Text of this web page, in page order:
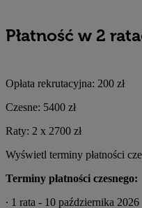
Płatność w 2
Opłata rekrutacyjna: 200 zł
Czesne: 5400 zł
Raty: 2 x 2700 zł
Wyświetl terminy płatności
Terminy płatności czesnego:
∙ 1 rata - 10 października 2026